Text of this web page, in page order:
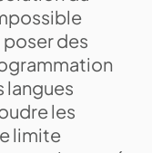
poser des
langues
les
limite